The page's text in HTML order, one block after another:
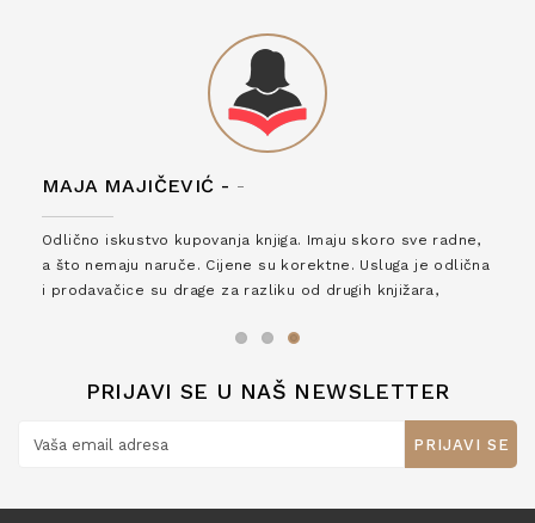
MAJA MAJIČEVIĆ - -
Odlično iskustvo kupovanja knjiga. Imaju skoro sve radne,
a što nemaju naruče. Cijene su korektne. Usluga je odlična
i prodavačice su drage za razliku od drugih knjižara,
PRIJAVI SE U NAŠ NEWSLETTER
PRIJAVI SE